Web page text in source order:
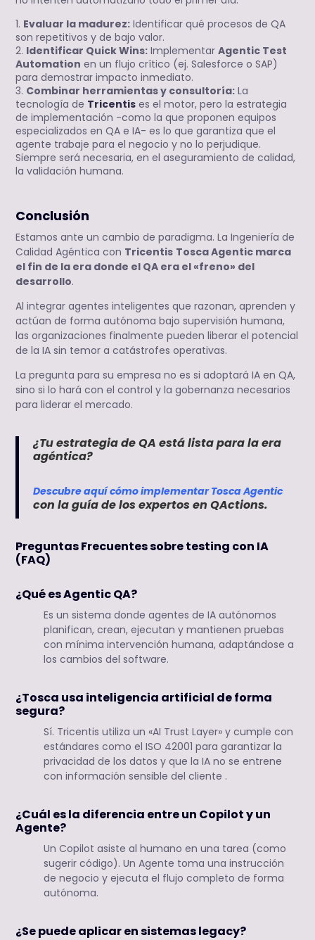
Evaluar la madurez: Identificar qué procesos de QA
son repetitivos y de bajo valor.
Identificar Quick Wins: ImplementarAgentic Test
Automation en un flujo crítico (ej. Salesforce o SAP)
para demostrar impacto inmediato.
Combinar herramientas y consultoría: La
tecnología de Tricentis es el motor, pero la estrategia
de implementación -como la que proponen equipos
especializados en QA e IA- es lo que garantiza que el
agente trabaje para el negocio y no lo perjudique.
Siempre será necesaria, en el aseguramiento de calidad,
la validación humana.
Conclusión
Estamos ante un cambio de paradigma.La Ingeniería de
Calidad Agéntica con Tricentis Tosca Agentic marca
el fin de la era donde el QA era el «freno» del
desarrollo.
Al integrar agentes inteligentes que razonan, aprenden y
actúan de forma autónoma bajo supervisión humana,
las organizaciones finalmente pueden liberar el potencial
de la IA sin temor a catástrofes operativas.
La pregunta para su empresa no es si adoptará IA en QA,
sino si lo hará con el control y la gobernanza necesarios
para liderar el mercado.
¿Tu estrategia de QA está lista para la era
agéntica?
Descubre aquí cómo implementar Tosca Agentic
con la guía de los expertos en QActions.
Preguntas Frecuentes sobre testing con IA
(FAQ)
¿Qué es Agentic QA?
Es un sistema donde agentes de IA autónomos
planifican, crean, ejecutan y mantienen pruebas
con mínima intervención humana, adaptándose a
los cambios del software.
¿Tosca usa inteligencia artificial de forma
segura?
Sí. Tricentis utiliza un «AI Trust Layer» y cumple con
estándares como el ISO 42001 para garantizar la
privacidad de los datos y que la IA no se entrene
con información sensible del cliente .
¿Cuál es la diferencia entre un Copilot y un
Agente?
Un Copilot asiste al humano en una tarea (como
sugerir código). Un Agente toma una instrucción
de negocio y ejecuta el flujo completo de forma
autónoma.
¿Se puede aplicar en sistemas legacy?